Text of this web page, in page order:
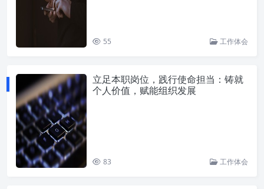
55 工作体会
立足本职岗位，践行使命担当：铸就
个人价值，赋能组织发展
83 工作体会